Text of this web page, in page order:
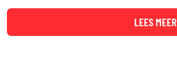
LEES MEER